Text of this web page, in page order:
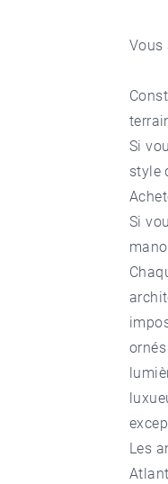
Vous
Si
style
Si
Les